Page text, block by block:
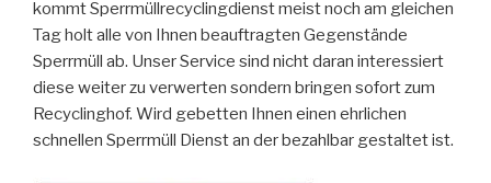
kommt Sperrmüllrecyclingdienst meist noch am gleichen
Tag holt alle von Ihnen beauftragten Gegenstände
Sperrmüll ab. Unser Service sind nicht daran interessiert
diese weiter zu verwerten sondern bringen sofort zum
Recyclinghof. Wird gebetten Ihnen einen ehrlichen
schnellen Sperrmüll Dienst an der bezahlbar gestaltet ist.